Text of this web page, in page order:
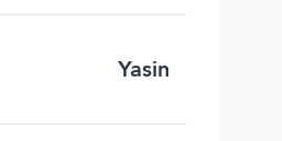
Yasin